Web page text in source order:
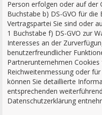
Person erfolgen oder auf der
Buchstabe b) DS-GVO für die
Vertragspartei Sie sind oder
1 Buchstabe f) DS-GVO zur
Interesses an der
benutzerfreundlicher
Partnerunternehmen
Reichweitenmessung oder
können Sie detaillierte
entsprechenden
Datenschutzerklärung